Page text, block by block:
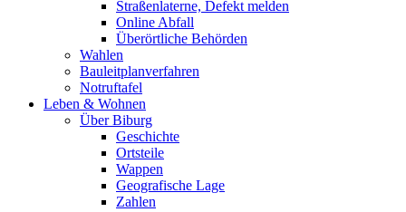
Straßenlaterne, Defekt melden
Online Abfall
Überörtliche Behörden
Wahlen
Bauleitplanverfahren
Notruftafel
Leben & Wohnen
Über Biburg
Geschichte
Ortsteile
Wappen
Geografische Lage
Zahlen